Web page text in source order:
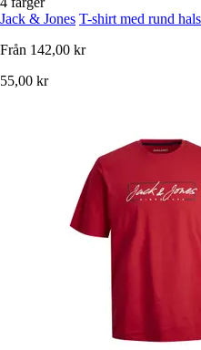
Jack & Jones T-shirt med rund
Från 142,00 kr
55,00 kr